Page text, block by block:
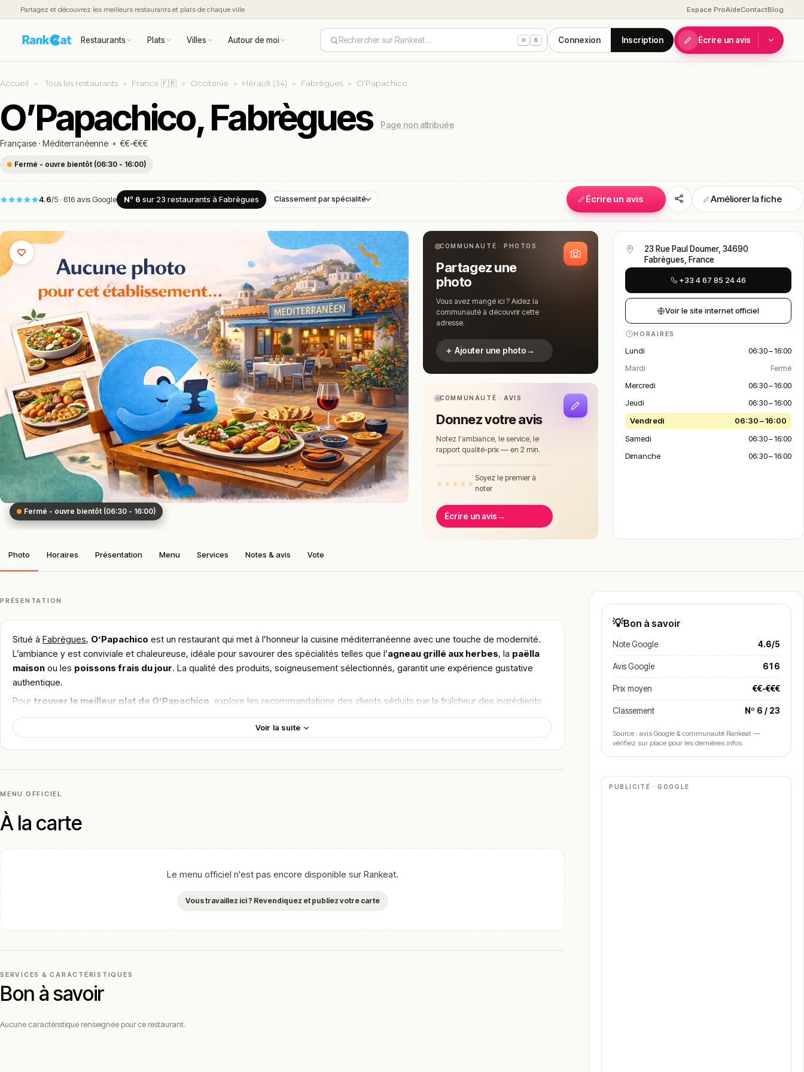
Partagez et découvrez les meilleurs restaurants et plats de chaque ville Espace ProAideContactBlog
Restaurants Plats Villes Autour de moi Rechercher sur Rankeat… ⌘ K Connexion Inscription Écrire un avis
Accueil Tous les restaurants France 🇫🇷 Occitanie Hérault (34) Fabrègues O’Papachico
O’Papachico, Fabrègues
Page non attribuée
Française · Méditerranéenne • €€-€€€
Fermé - ouvre bientôt (06:30 - 16:00)
4.6/5 · 616 avis Google Nº 6 sur 23 restaurants à Fabrègues Classement par spécialité Écrire un avis Améliorer la fiche
Fermé - ouvre bientôt (06:30 - 16:00)
COMMUNAUTÉ · PHOTOS
Partagez une
photo
Vous avez mangé ici ? Aidez la
communauté à découvrir cette
adresse.
＋ Ajouter une photo→
COMMUNAUTÉ · AVIS
Donnez votre avis
Notez l'ambiance, le service, le
rapport qualité-prix — en 2 min.
★ ★ ★ ★ ★
Soyez le premier à
noter
Écrire un avis→
23 Rue Paul Doumer, 34690
Fabrègues, France
+33 4 67 85 24 46
Voir le site internet officiel
HORAIRES
Lundi
06:30 – 16:00
Mardi
Fermé
Mercredi
06:30 – 16:00
Jeudi
06:30 – 16:00
Vendredi
06:30 – 16:00
Samedi
06:30 – 16:00
Dimanche
06:30 – 16:00
Photo Horaires Présentation Menu Services Notes & avis Vote
PRÉSENTATION
Situé à Fabrègues, O’Papachico est un restaurant qui met à l’honneur la cuisine méditerranéenne avec une touche de modernité.
L’ambiance y est conviviale et chaleureuse, idéale pour savourer des spécialités telles que l’agneau grillé aux herbes, la paëlla
maison ou les poissons frais du jour. La qualité des produits, soigneusement sélectionnés, garantit une expérience gustative
authentique.
Pour trouver le meilleur plat de O’Papachico, explore les recommandations des clients séduits par la fraîcheur des ingrédients
et le cadre accueillant de cet établissement charmant à Fabrègues.
!
Texte généré par intelligence artificielle, en attente de validation humaine.
Cette description peut contenir des erreurs, n'hésitez pas à nous aider en vous rendant sur :Améliorer la fiche de cet établissement
Voir la suite
MENU OFFICIEL
À la carte
Le menu officiel n'est pas encore disponible sur Rankeat.
Vous travaillez ici ? Revendiquez et publiez votre carte
SERVICES & CARACTÉRISTIQUES
Bon à savoir
Aucune caractéristique renseignée pour ce restaurant.
💡Bon à savoir
Note Google 4.6/5
Avis Google 616
Prix moyen €€-€€€
Classement Nº 6 / 23
Source : avis Google & communauté Rankeat —
vérifiez sur place pour les dernières infos.
PUBLICITÉ · GOOGLE